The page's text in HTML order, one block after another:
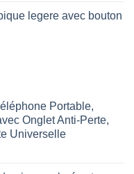
legere avec bouton
Portable,
Onglet Anti-Perte,
Universelle